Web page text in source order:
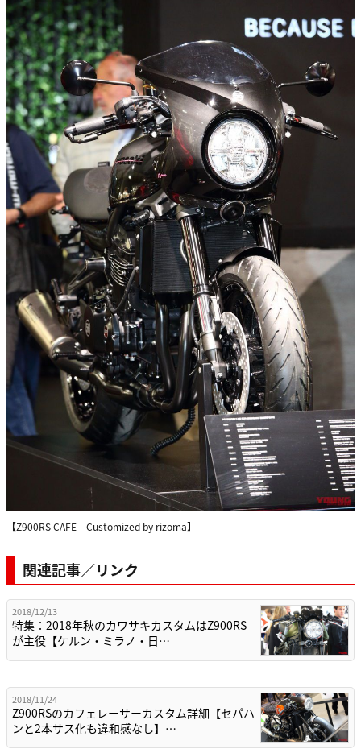
【Z900RS CAFE Customized by rizoma】
関連記事／リンク
2018/12/13
特集：2018年秋のカワサキカスタムはZ900RS
が主役【ケルン・ミラノ・日…
2018/11/24
Z900RSのカフェレーサーカスタム詳細【セパハ
ンと2本サス化も違和感なし】…